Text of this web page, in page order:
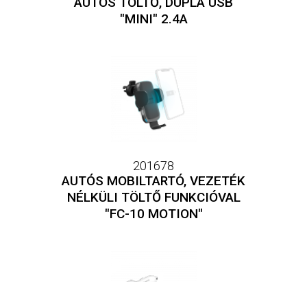
"MINI" 2.4A
201678
AUTÓS MOBILTARTÓ, VEZETÉK
NÉLKÜLI TÖLTŐ FUNKCIÓVAL
"FC-10 MOTION"